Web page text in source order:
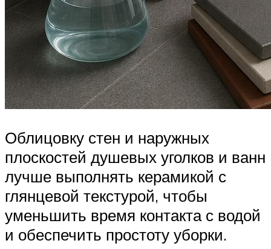
Облицовку стен и наружных
плоскостей душевых уголков и ванн
лучше выполнять керамикой с
глянцевой текстурой, чтобы
уменьшить время контакта с водой
и обеспечить простоту уборки.